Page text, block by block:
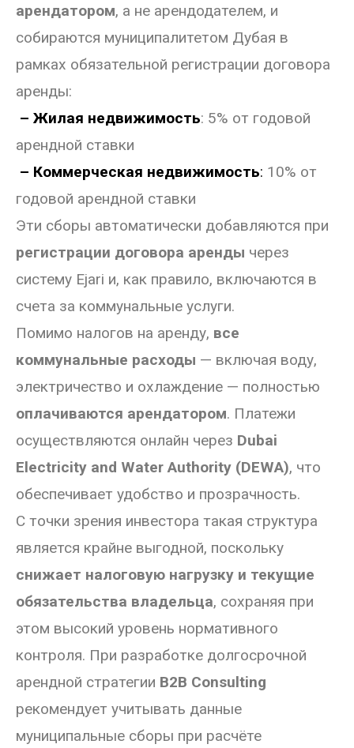
арендатором, а не арендодателем, и
собираются муниципалитетом Дубая в
рамках обязательной регистрации договора
аренды:
– Жилая недвижимость: 5% от годовой
арендной ставки
– Коммерческая недвижимость: 10% от
годовой арендной ставки
Эти сборы автоматически добавляются при
регистрации договора аренды через
систему Ejari и, как правило, включаются в
счета за коммунальные услуги.
Помимо налогов на аренду, все
коммунальные расходы — включая воду,
электричество и охлаждение — полностью
оплачиваются арендатором. Платежи
осуществляются онлайн через Dubai
Electricity and Water Authority (DEWA), что
обеспечивает удобство и прозрачность.
С точки зрения инвестора такая структура
является крайне выгодной, поскольку
снижает налоговую нагрузку и текущие
обязательства владельца, сохраняя при
этом высокий уровень нормативного
контроля. При разработке долгосрочной
арендной стратегии B2B Consulting
рекомендует учитывать данные
муниципальные сборы при расчёте